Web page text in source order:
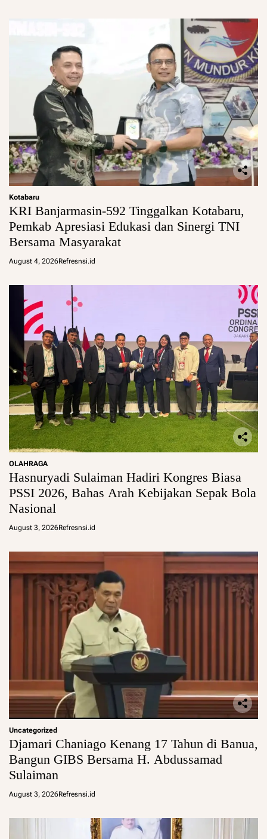
Kotabaru
KRI Banjarmasin-592 Tinggalkan Kotabaru,
Pemkab Apresiasi Edukasi dan Sinergi TNI
Bersama Masyarakat
August 4, 2026Refresnsi.id
OLAHRAGA
Hasnuryadi Sulaiman Hadiri Kongres Biasa
PSSI 2026, Bahas Arah Kebijakan Sepak Bola
Nasional
August 3, 2026Refresnsi.id
Uncategorized
Djamari Chaniago Kenang 17 Tahun di Banua,
Bangun GIBS Bersama H. Abdussamad
Sulaiman
August 3, 2026Refresnsi.id